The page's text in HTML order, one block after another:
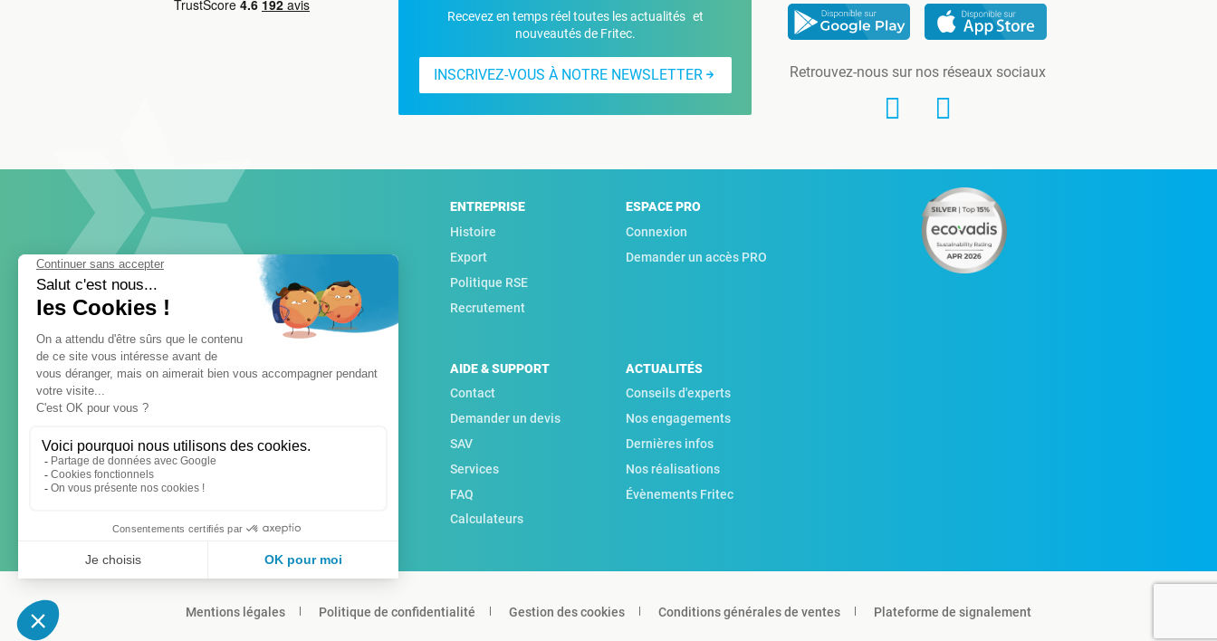
Recevez en temps réel toutes les actualités et
nouveautés de Fritec.
INSCRIVEZ-VOUS À NOTRE NEWSLETTER Retrouvez-nous sur nos réseaux sociaux
ENTREPRISE
Histoire
Export
Politique RSE
Recrutement
ESPACE PRO
Connexion
Demander un accès PRO
AIDE & SUPPORT
Contact
Demander un devis
SAV
Services
FAQ
Calculateurs
ACTUALITÉS
Conseils d'experts
Nos engagements
Dernières infos
Nos réalisations
Évènements Fritec
Mentions légales Politique de confidentialité Gestion des cookies Conditions générales de ventes Plateforme de signalement